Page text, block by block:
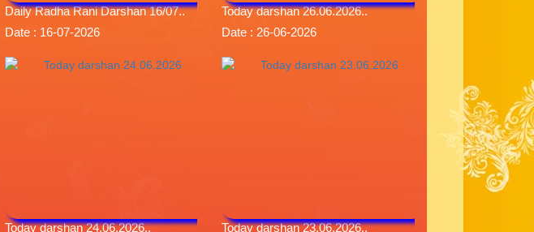
Daily Radha Rani Darshan 16/07..
Date : 16-07-2026
Today darshan 26.06.2026..
Date : 26-06-2026
Today darshan 24.06.2026.. Today darshan 23.06.2026..